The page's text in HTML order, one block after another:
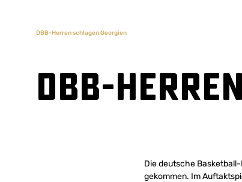
DBB-Herren schlagen Georgien
DBB-
Die deutsche
gekommen. Im